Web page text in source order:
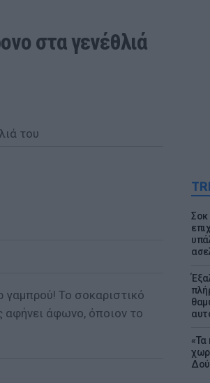
Σοκ
«Τα
στα γενέθλιά
γαμπρού! Το σοκαριστικό
αφήνει άφωνο, όποιον το